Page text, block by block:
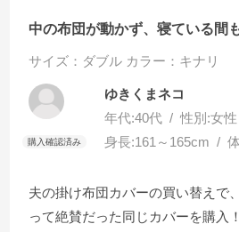
中の布団が動かず、寝ている間
サイズ：ダブル カラー：キナリ
ゆきくまネコ
年代:40代 性別:女性
身長:161～165cm
夫の掛け布団カバーの買い替えで
って絶賛だった同じカバーを購入